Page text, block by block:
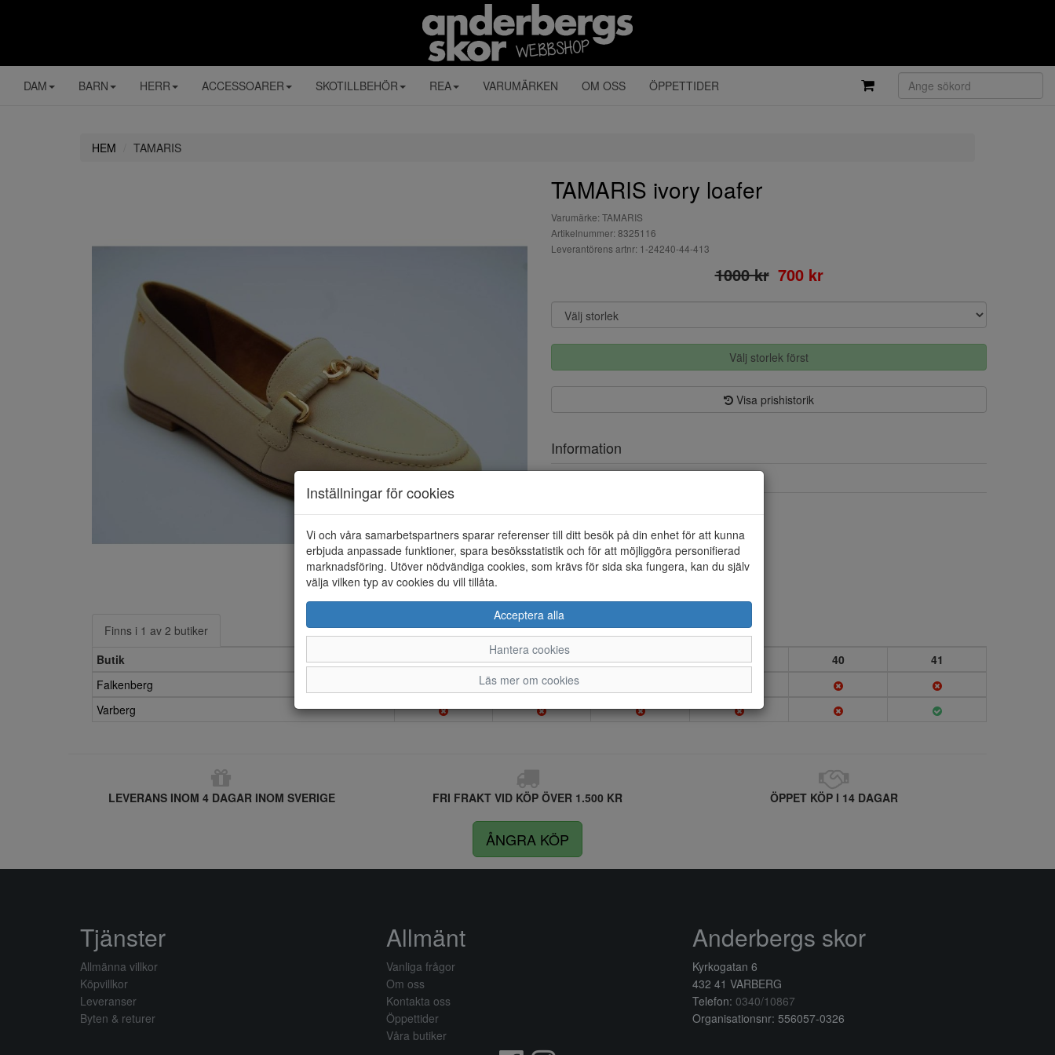
DAM BARN HERR ACCESSOARER SKOTILLBEHÖR REA VARUMÄRKEN OM OSS ÖPPETTIDER
HEM TAMARIS
TAMARIS ivory loafer
Varumärke: TAMARIS
Artikelnummer: 8325116
Leverantörens artnr: 1-24240-44-413
1000 kr 700 kr
Välj storlek först
Visa prishistorik
Information
Finns i 1 av 2 butiker
Butik
36 37 38 39 40
41
Falkenberg
Varberg
LEVERANS INOM 4 DAGAR INOM SVERIGE FRI FRAKT VID KÖP ÖVER 1.500 KR ÖPPET KÖP I 14 DAGAR
ÅNGRA KÖP
Inställningar för cookies
Vi och våra samarbetspartners sparar referenser till ditt besök på din enhet för att kunna
erbjuda anpassade funktioner, spara besöksstatistik och för att möjliggöra personifierad
marknadsföring. Utöver nödvändiga cookies, som krävs för sida ska fungera, kan du själv
välja vilken typ av cookies du vill tillåta.
Acceptera alla
Hantera cookies
Läs mer om cookies
Tjänster
Allmänna villkor
Köpvillkor
Leveranser
Byten & returer
Allmänt
Vanliga frågor
Om oss
Kontakta oss
Öppettider
Våra butiker
Anderbergs skor
Kyrkogatan 6
432 41 VARBERG
Telefon: 0340/10867
Organisationsnr: 556057-0326